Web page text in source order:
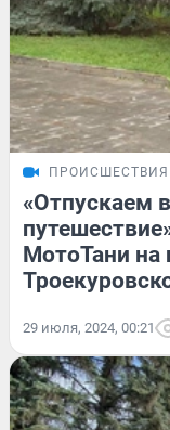
ПРОИСШЕСТВИЯ
«Отпускаем
МотоТани на
29 июля, 2024, 00:21